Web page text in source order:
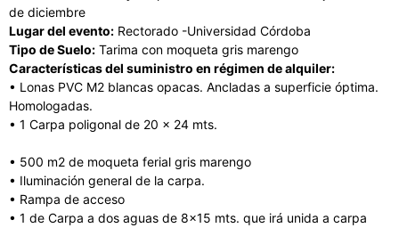
de diciembre
Lugar del evento: Rectorado -Universidad Córdoba
Tipo de Suelo: Tarima con moqueta gris marengo
Características del suministro en régimen de alquiler:
• Lonas PVC M2 blancas opacas. Ancladas a superficie óptima.
Homologadas.
• 1 Carpa poligonal de 20 x 24 mts.
• 500 m2 de moqueta ferial gris marengo
• Iluminación general de la carpa.
• Rampa de acceso
• 1 de Carpa a dos aguas de 8×15 mts. que irá unida a carpa